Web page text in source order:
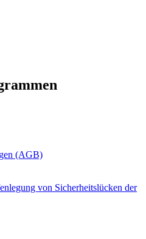
(AGB)
von Sicherheitslücken der